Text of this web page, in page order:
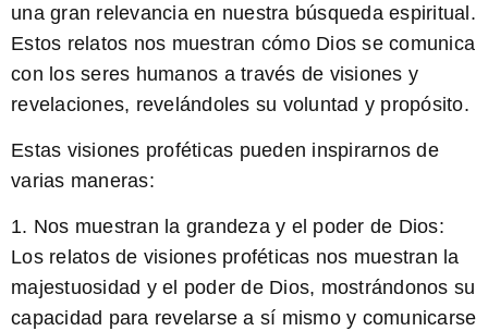
una gran relevancia en nuestra búsqueda espiritual.
Estos relatos nos muestran cómo Dios se comunica
con los seres humanos a través de visiones y
revelaciones, revelándoles su voluntad y propósito.
Estas visiones proféticas pueden inspirarnos de
varias maneras:
1. Nos muestran la grandeza y el poder de Dios:
Los relatos de visiones proféticas nos muestran la
majestuosidad y el poder de Dios, mostrándonos su
capacidad para revelarse a sí mismo y comunicarse